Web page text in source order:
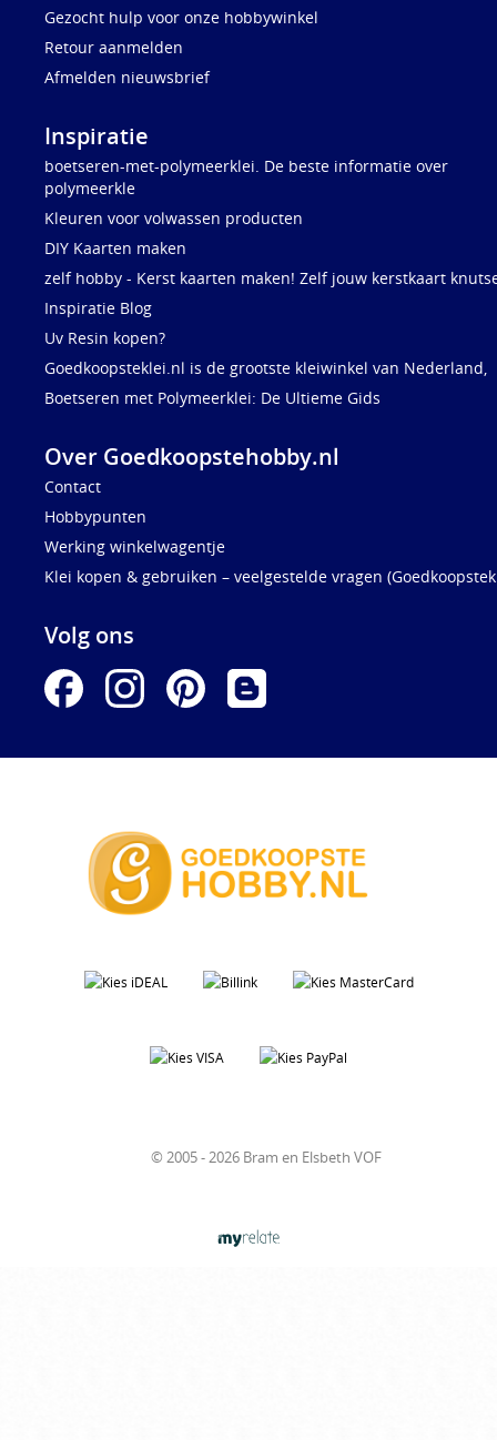
Gezocht hulp voor onze hobbywinkel
Retour aanmelden
Afmelden nieuwsbrief
Inspiratie
boetseren-met-polymeerklei. De beste informatie over
polymeerkle
Kleuren voor volwassen producten
DIY Kaarten maken
zelf hobby - Kerst kaarten maken! Zelf jouw kerstkaart
Inspiratie Blog
Uv Resin kopen?
Goedkoopsteklei.nl is de grootste kleiwinkel van Nederland,
Boetseren met Polymeerklei: De Ultieme Gids
Over Goedkoopstehobby.nl
Contact
Hobbypunten
Werking winkelwagentje
Klei kopen & gebruiken – veelgestelde vragen
Volg ons
© 2005 - 2026 Bram en Elsbeth VOF